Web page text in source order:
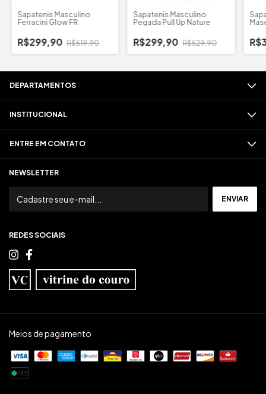
Sapatenis Masculino
Ferracini Glow FR
R$299,90 R$519,90
Sapatenis Masculino
Pegada Pull Up Nature
R$299,90 R$529,90
DEPARTAMENTOS
INSTITUCIONAL
ENTRE EM CONTATO
NEWSLETTER
REDES SOCIAIS
Meios de pagamento